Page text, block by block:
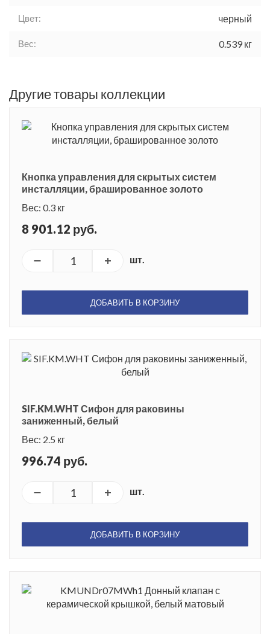
Цвет: черный
Вес: 0.539 кг
Другие товары коллекции
Кнопка управления для скрытых систем
инсталляции, брашированное золото
Вес: 0.3 кг
8 901.12 руб.
шт.
ДОБАВИТЬ В КОРЗИНУ
SIF.KM.WHT Сифон для раковины
заниженный, белый
Вес: 2.5 кг
996.74 руб.
шт.
ДОБАВИТЬ В КОРЗИНУ